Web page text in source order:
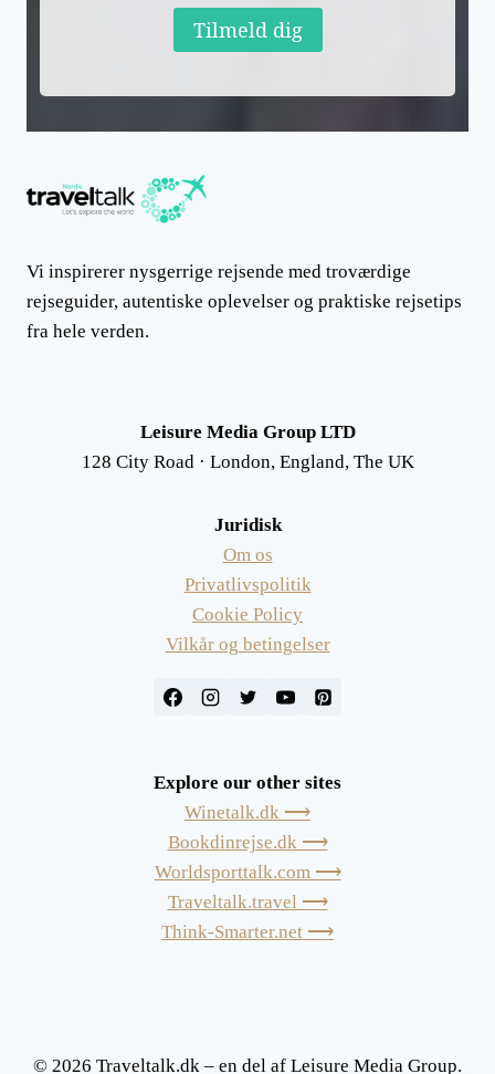
Tilmeld dig
Vi inspirerer nysgerrige rejsende med troværdige
rejseguider, autentiske oplevelser og praktiske rejsetips
fra hele verden.
Leisure Media Group LTD
128 City Road · London, England, The UK
Juridisk
Om os
Privatlivspolitik
Cookie Policy
Vilkår og betingelser
Explore our other sites
Winetalk.dk ⟶
Bookdinrejse.dk ⟶
Worldsporttalk.com ⟶
Traveltalk.travel ⟶
Think-Smarter.net ⟶
© 2026 Traveltalk.dk – en del af Leisure Media Group.